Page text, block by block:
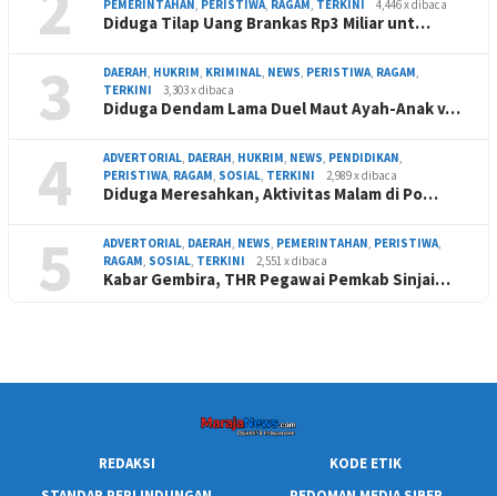
PEMERINTAHAN, PERISTIWA, RAGAM, TERKINI 4,446 x dibaca
Diduga Tilap Uang Brankas Rp3 Miliar unt…
3 DAERAH, HUKRIM, KRIMINAL, NEWS, PERISTIWA, RAGAM,
TERKINI
3,303 x dibaca
Diduga Dendam Lama Duel Maut Ayah-Anak v…
4 ADVERTORIAL, DAERAH, HUKRIM, NEWS, PENDIDIKAN,
PERISTIWA, RAGAM, SOSIAL, TERKINI 2,989 x dibaca
Diduga Meresahkan, Aktivitas Malam di Po…
5 ADVERTORIAL, DAERAH, NEWS, PEMERINTAHAN, PERISTIWA,
RAGAM, SOSIAL, TERKINI 2,551 x dibaca
Kabar Gembira, THR Pegawai Pemkab Sinjai…
REDAKSI
KODE ETIK